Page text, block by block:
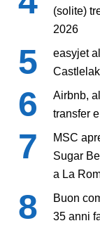
(solite)
2026
easyjet
Airbnb,
transfer
MSC
Sugar
a La
Buon
35 anni